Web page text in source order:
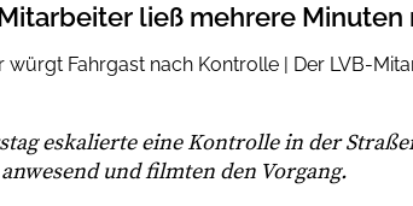
ließ mehrere
eskalierte eine Kontrolle in der
und filmten den Vorgang.